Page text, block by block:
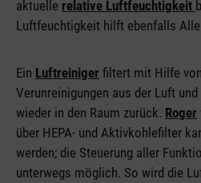
aktuelle relative Luftfeuchtigkeit
Luftfeuchtigkeit hilft ebenfalls
Ein Luftreiniger filtert mit Hilfe
Verunreinigungen aus der Luft
wieder in den Raum zurück. Roger
über HEPA- und Aktivkohlefilter
werden; die Steuerung aller
unterwegs möglich. So wird die